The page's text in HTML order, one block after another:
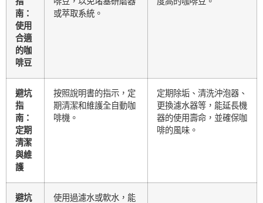
南：
使用
合適
的咖
啡豆
或萃取系統。
避坑
指
南：
定期
清潔
與維
護
按照說明書的指示，定
期清潔和維護全自動咖
啡機。
定期除垢、清洗沖泡器、
更換濾水器等，能延長機
器的使用壽命，並確保咖
啡的風味。
避坑
使用過濾水或軟水，能